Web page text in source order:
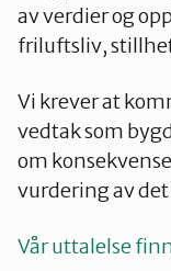
av verdier og
friluftsliv,
Vi krever at
vedtak som
om
vurdering av det
Vår uttalelse